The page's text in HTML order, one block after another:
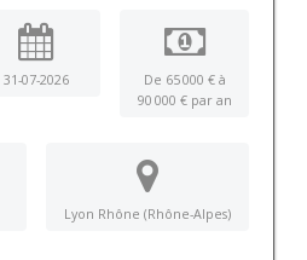
31-07-2026
De 65 000 € à
90 000 € par an
Lyon Rhône (Rhône-Alpes)